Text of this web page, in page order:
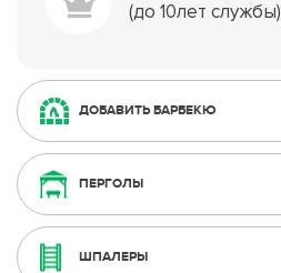
(до 10лет службы)
ДОБАВИТЬ БАРБЕКЮ
ПЕРГОЛЫ
ШПАЛЕРЫ